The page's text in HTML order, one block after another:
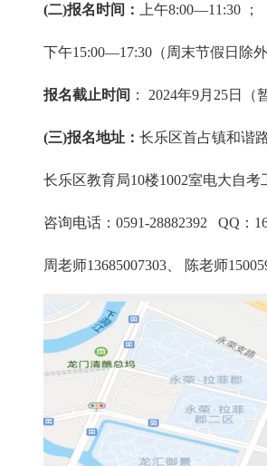
(二)报名时间： 上午8:00—11:30 ；
下午15:00—17:30（周末节假日除外
报名截止时间 ： 2024年9月25日（
(三)报名地址： 长乐区首占镇和谐
长乐区教育局10楼1002室电大自考
咨询电话：0591-28882392 QQ：
周老师13685007303、 陈老师